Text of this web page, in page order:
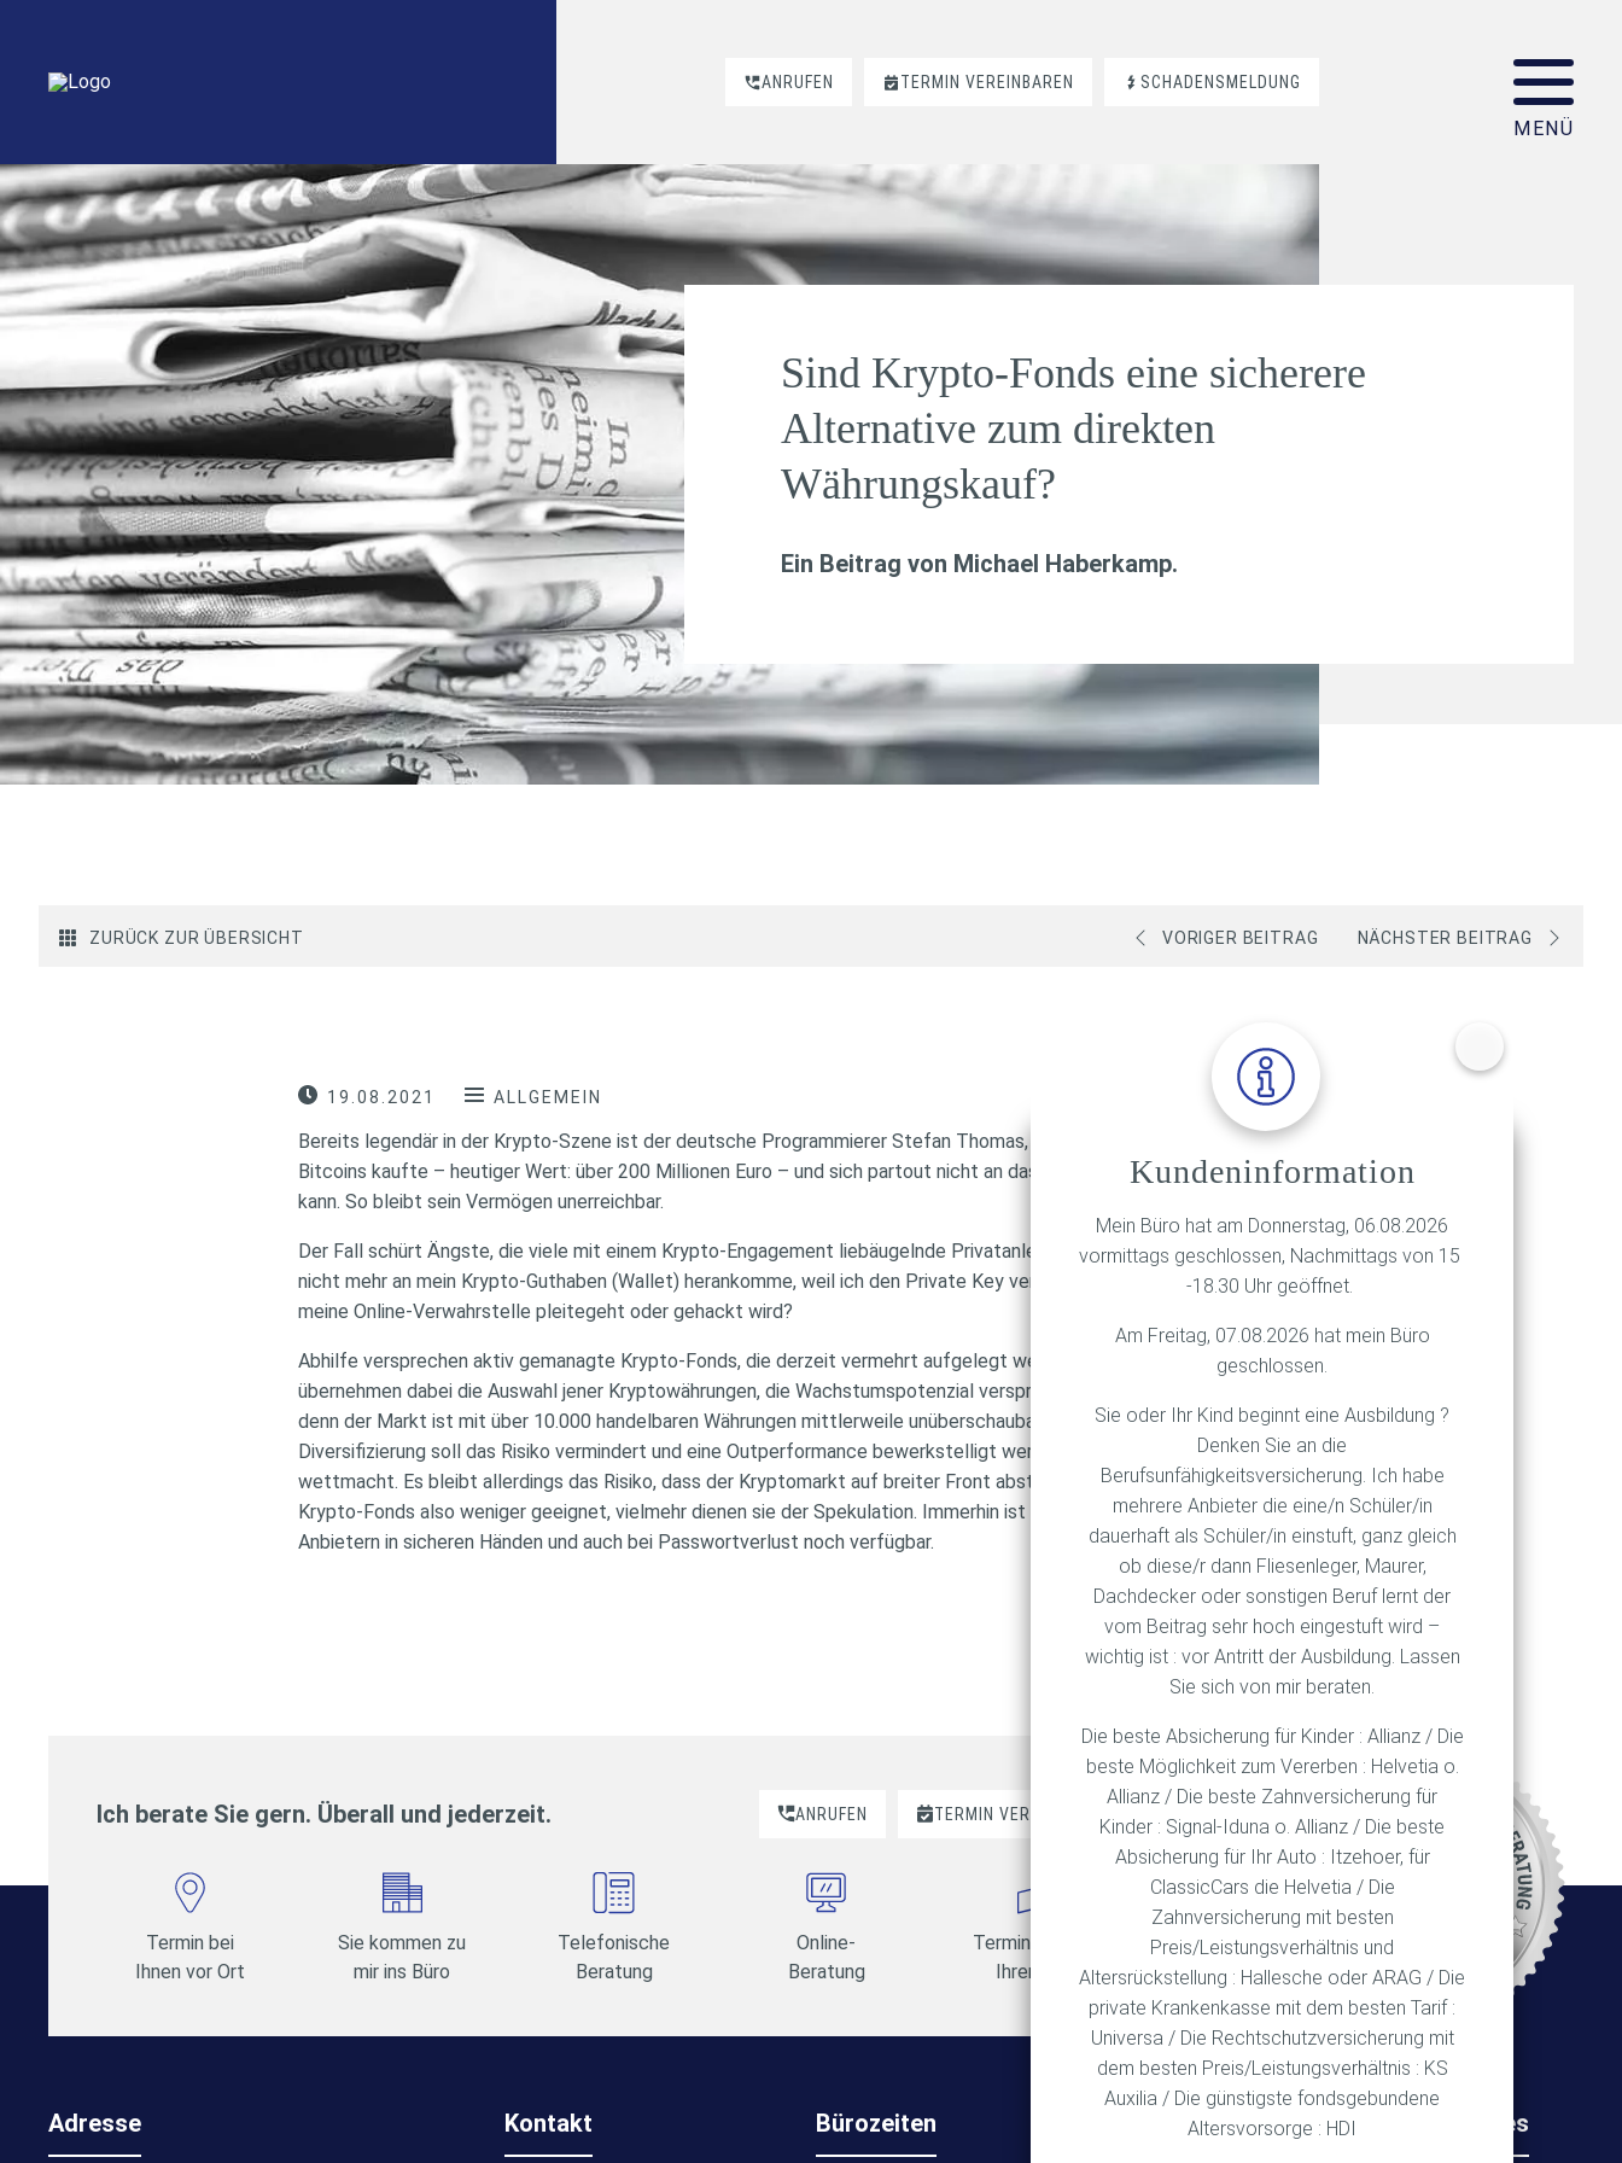
ANRUFEN TERMIN VEREINBAREN SCHADENSMELDUNG
Sind Krypto-Fonds eine sicherere
Alternative zum direkten
Währungskauf?
Ein Beitrag von Michael Haberkamp.
ZURÜCK ZUR ÜBERSICHT VORIGER BEITRAG NÄCHSTER BEITRAG
19.08.2021 ALLGEMEIN
Bereits legendär in der Krypto-Szene ist der deutsche Programmierer Stefan Thomas, der vor langer Zeit über 7.000
Bitcoins kaufte – heutiger Wert: über 200 Millionen Euro – und sich partout nicht an das Passwort (Private Key) erinnern
kann. So bleibt sein Vermögen unerreichbar.
Der Fall schürt Ängste, die viele mit einem Krypto-Engagement liebäugelnde Privatanleger umtreiben: Was, wenn ich
nicht mehr an mein Krypto-Guthaben (Wallet) herankomme, weil ich den Private Key vergessen/verlegt habe? Oder wenn
meine Online-Verwahrstelle pleitegeht oder gehackt wird?
Abhilfe versprechen aktiv gemanagte Krypto-Fonds, die derzeit vermehrt aufgelegt werden. Szenekundige Manager
übernehmen dabei die Auswahl jener Kryptowährungen, die Wachstumspotenzial versprechen. Das ist keine Kleinigkeit,
denn der Markt ist mit über 10.000 handelbaren Währungen mittlerweile unüberschaubar geworden. Durch eine kluge
Diversifizierung soll das Risiko vermindert und eine Outperformance bewerkstelligt werden, die die Managementgebühren
wettmacht. Es bleibt allerdings das Risiko, dass der Kryptomarkt auf breiter Front abstürzt. Für die Altersvorsorge sind
Krypto-Fonds also weniger geeignet, vielmehr dienen sie der Spekulation. Immerhin ist das Guthaben aber bei seriösen
Anbietern in sicheren Händen und auch bei Passwortverlust noch verfügbar.
Kundeninformation
Mein Büro hat am Donnerstag, 06.08.2026
vormittags geschlossen, Nachmittags von 15
-18.30 Uhr geöffnet.
Am Freitag, 07.08.2026 hat mein Büro
geschlossen.
Sie oder Ihr Kind beginnt eine Ausbildung ?
Denken Sie an die
Berufsunfähigkeitsversicherung. Ich habe
mehrere Anbieter die eine/n Schüler/in
dauerhaft als Schüler/in einstuft, ganz gleich
ob diese/r dann Fliesenleger, Maurer,
Dachdecker oder sonstigen Beruf lernt der
vom Beitrag sehr hoch eingestuft wird –
wichtig ist : vor Antritt der Ausbildung. Lassen
Sie sich von mir beraten.
Die beste Absicherung für Kinder : Allianz / Die
beste Möglichkeit zum Vererben : Helvetia o.
Allianz / Die beste Zahnversicherung für
Kinder : Signal-Iduna o. Allianz / Die beste
Absicherung für Ihr Auto : Itzehoer, für
ClassicCars die Helvetia / Die
Zahnversicherung mit besten
Preis/Leistungsverhältnis und
Altersrückstellung : Hallesche oder ARAG / Die
private Krankenkasse mit dem besten Tarif :
Universa / Die Rechtschutzversicherung mit
dem besten Preis/Leistungsverhältnis : KS
Auxilia / Die günstigste fondsgebundene
Altersvorsorge : HDI
Ich berate Sie gern. Überall und jederzeit. ANRUFEN TERMIN VEREINBAREN
Termin bei
Ihnen vor Ort
Sie kommen zu
mir ins Büro
Telefonische
Beratung
Online-
Beratung
Termine am Ort
Ihrer Wahl
Adresse Kontakt Bürozeiten Rechtliches Wichtiges